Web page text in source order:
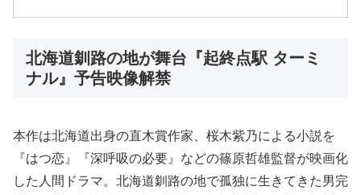
北海道釧路の地が舞台『起終点駅 ターミ
ナル』予告映像解禁
本作は北海道出身の直木賞作家、桜木紫乃による小説を
『はつ恋』『深呼吸の必要』などの篠原哲雄監督が映画化
した人間ドラマ。北海道釧路の地で孤独に生きてきた男完